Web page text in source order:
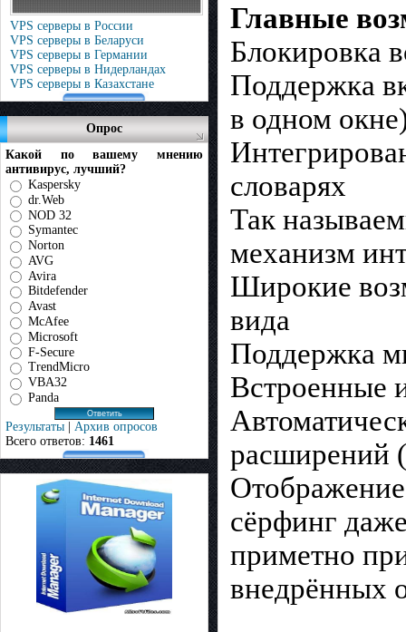
VPS серверы в России
VPS серверы в Беларуси
VPS серверы в Германии
VPS серверы в Нидерландах
VPS серверы в Казахстане
Опрос
Какой по вашему мнению
антивирус, лучший?
Kaspersky
dr.Web
NOD 32
Symantec
Norton
AVG
Avira
Bitdefender
Avast
McAfee
Microsoft
F-Secure
TrendMicro
VBA32
Panda
Результаты | Архив опросов
Всего ответов: 1461
Главные
Блокировка
Поддержка
в одном
словарях
Так
механизм
Широкие
вида
Поддержка
Встроенные
расширений
Отображение
сёрфинг
приметно
внедрённых